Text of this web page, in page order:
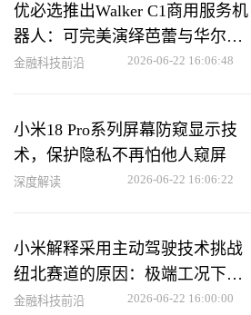
优必选推出Walker C1商用服务机
器人：可完美演绎芭蕾与华尔兹
动作
金融科技前沿 2026-06-22 16:06:48
小米18 Pro系列屏幕防窥显示技
术，保护隐私不再怕他人窥屏
深度解读 2026-06-22 16:06:22
小米解释采用主动驾驶技术挑战
纽北赛道的原因：极端工况下助
力用户救车
金融科技前沿 2026-06-22 16:00:00